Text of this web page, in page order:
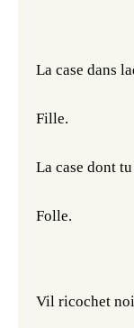
La case dans
Fille.
La case dont
Folle.
Vil ricochet